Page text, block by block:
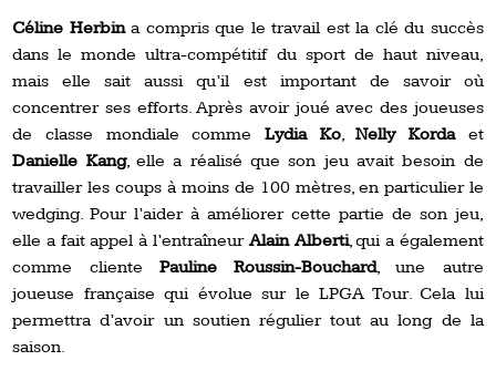
Céline Herbina compris que le travail est la clé du succès
dans le monde ultra-compétitif du sport de haut niveau,
mais elle sait aussi qu’il est important de savoir où
concentrer ses efforts. Après avoir joué avec des joueuses
de classe mondiale comme Lydia Ko,Nelly Kordaet
Danielle Kang, elle a réalisé que son jeu avait besoin de
travailler les coups à moins de 100 mètres, en particulier le
wedging. Pour l’aider à améliorer cette partie de son jeu,
elle a fait appel à l’entraîneurAlain Alberti, qui a également
comme cliente Pauline Roussin-Bouchard, une autre
joueuse française qui évolue sur le LPGA Tour. Cela lui
permettra d’avoir un soutien régulier tout au long de la
saison.